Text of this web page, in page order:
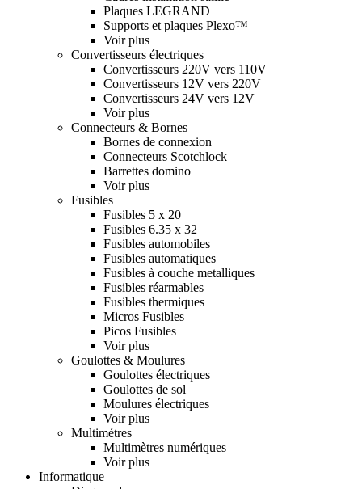
Plaques LEGRAND
Supports et plaques Plexo™
Voir plus
Convertisseurs électriques
Convertisseurs 220V vers 110V
Convertisseurs 12V vers 220V
Convertisseurs 24V vers 12V
Voir plus
Connecteurs & Bornes
Bornes de connexion
Connecteurs Scotchlock
Barrettes domino
Voir plus
Fusibles
Fusibles 5 x 20
Fusibles 6.35 x 32
Fusibles automobiles
Fusibles automatiques
Fusibles à couche metalliques
Fusibles réarmables
Fusibles thermiques
Micros Fusibles
Picos Fusibles
Voir plus
Goulottes & Moulures
Goulottes électriques
Goulottes de sol
Moulures électriques
Voir plus
Multimétres
Multimètres numériques
Voir plus
Informatique